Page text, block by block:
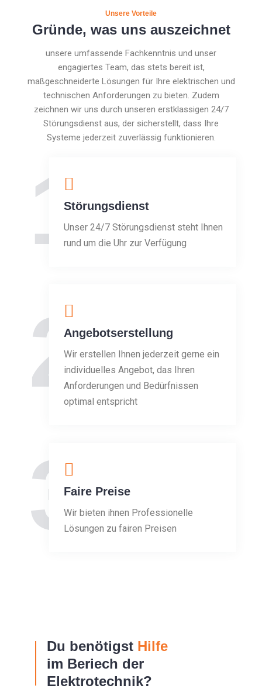
Unsere Vorteile
Gründe, was uns auszeichnet
unsere umfassende Fachkenntnis und unser
engagiertes Team, das stets bereit ist,
maßgeschneiderte Lösungen für Ihre elektrischen und
technischen Anforderungen zu bieten. Zudem
zeichnen wir uns durch unseren erstklassigen 24/7
Störungsdienst aus, der sicherstellt, dass Ihre
Systeme jederzeit zuverlässig funktionieren.
1Störungsdienst
Unser 24/7 Störungsdienst steht Ihnen
rund um die Uhr zur Verfügung
2Angebotserstellung
Wir erstellen Ihnen jederzeit gerne ein
individuelles Angebot, das Ihren
Anforderungen und Bedürfnissen
optimal entspricht
3Faire Preise
Wir bieten ihnen Professionelle
Lösungen zu fairen Preisen
Du benötigst Hilfe
im Beriech der
Elektrotechnik?